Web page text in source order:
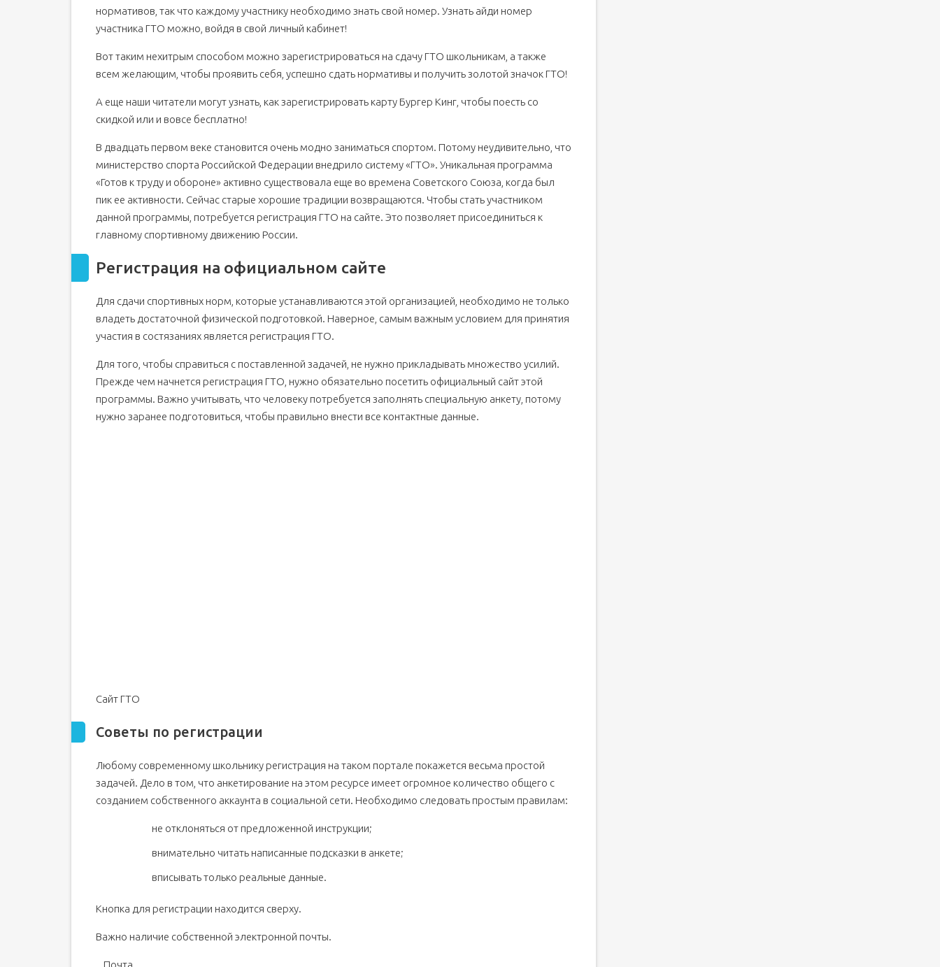
нормативов, так что каждому участнику необходимо знать свой номер. Узнать айди номер
участника ГТО можно, войдя в свой личный кабинет!
Вот таким нехитрым способом можно зарегистрироваться на сдачу ГТО школьникам, а также
всем желающим, чтобы проявить себя, успешно сдать нормативы и получить золотой значок ГТО!
А еще наши читатели могут узнать, как зарегистрировать карту Бургер Кинг, чтобы поесть со
скидкой или и вовсе бесплатно!
В двадцать первом веке становится очень модно заниматься спортом. Потому неудивительно, что
министерство спорта Российской Федерации внедрило систему «ГТО». Уникальная программа
«Готов к труду и обороне» активно существовала еще во времена Советского Союза, когда был
пик ее активности. Сейчас старые хорошие традиции возвращаются. Чтобы стать участником
данной программы, потребуется регистрация ГТО на сайте. Это позволяет присоединиться к
главному спортивному движению России.
Регистрация на официальном сайте
Для сдачи спортивных норм, которые устанавливаются этой организацией, необходимо не только
владеть достаточной физической подготовкой. Наверное, самым важным условием для принятия
участия в состязаниях является регистрация ГТО.
Для того, чтобы справиться с поставленной задачей, не нужно прикладывать множество усилий.
Прежде чем начнется регистрация ГТО, нужно обязательно посетить официальный сайт этой
программы. Важно учитывать, что человеку потребуется заполнять специальную анкету, потому
нужно заранее подготовиться, чтобы правильно внести все контактные данные.
Сайт ГТО
Советы по регистрации
Любому современному школьнику регистрация на таком портале покажется весьма простой
задачей. Дело в том, что анкетирование на этом ресурсе имеет огромное количество общего с
созданием собственного аккаунта в социальной сети. Необходимо следовать простым правилам:
не отклоняться от предложенной инструкции;
внимательно читать написанные подсказки в анкете;
вписывать только реальные данные.
Кнопка для регистрации находится сверху.
Важно наличие собственной электронной почты.
Почта